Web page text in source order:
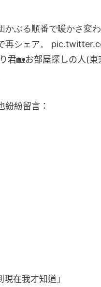
かぶる順番で暖かさ変
再シェア。
君🏡お部屋探しの人(
紛紛留言：
現在我才知道」